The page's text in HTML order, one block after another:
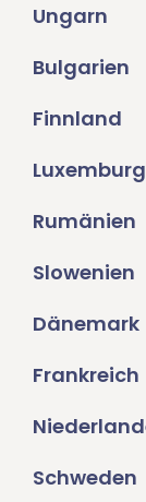
Ungarn
Bulgarien
Finnland
Luxemburg
Rumänien
Slowenien
Dänemark
Frankreich
Schweden